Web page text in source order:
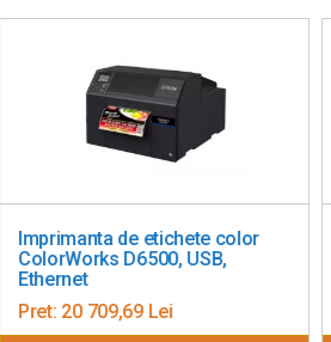
de etichete color
D6500, USB,
20 709,69 Lei